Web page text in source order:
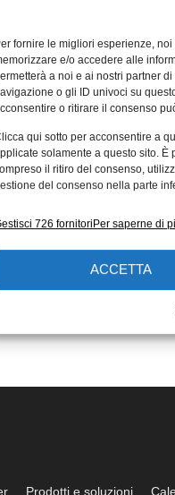
fornire le migliori esperienze,
e/o accedere alle
a noi e ai nostri partner
o gli ID univoci su
o ritirare il consenso
qui sotto per acconsentire a
solamente a questo sito.
il ritiro del consenso,
del consenso nella parte
726 fornitoriPer saperne di
ACCETTA
Prodotti e soluzioni